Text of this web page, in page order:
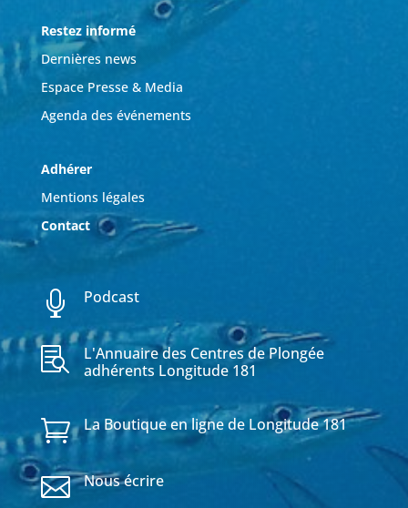
Restez informé
Dernières news
Espace Presse & Media
Agenda des événements
Adhérer
Mentions légales
Contact
 Podcast

L'Annuaire des Centres de Plongée
adhérents Longitude 181
 La Boutique en ligne de Longitude 181
 Nous écrire